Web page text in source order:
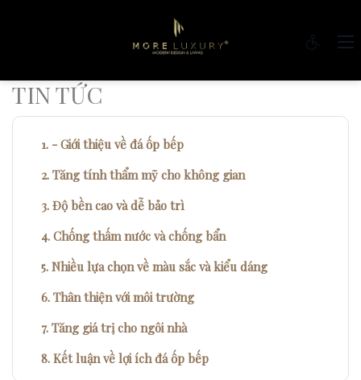
TIN TỨC
- Giới thiệu về đá ốp bếp
Tăng tính thẩm mỹ cho không gian
Độ bền cao và dễ bảo trì
Chống thấm nước và chống bẩn
Nhiều lựa chọn về màu sắc và kiểu dáng
Thân thiện với môi trường
Tăng giá trị cho ngôi nhà
Kết luận về lợi ích đá ốp bếp